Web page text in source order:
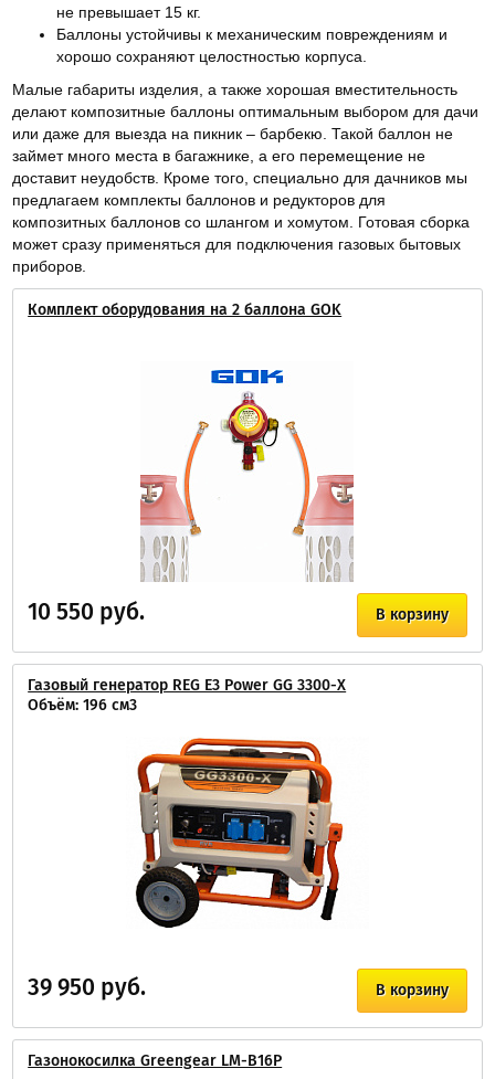
не превышает 15 кг.
Баллоны устойчивы к механическим повреждениям и
хорошо сохраняют целостностью корпуса.
Малые габариты изделия, а также хорошая вместительность
делают композитные баллоны оптимальным выбором для дачи
или даже для выезда на пикник – барбекю. Такой баллон не
займет много места в багажнике, а его перемещение не
доставит неудобств. Кроме того, специально для дачников мы
предлагаем комплекты баллонов и редукторов для
композитных баллонов со шлангом и хомутом. Готовая сборка
может сразу применяться для подключения газовых бытовых
приборов.
Комплект оборудования на 2 баллона GOK
В корзину
10 550 руб.
Газовый генератор REG E3 Power GG 3300-X
Объём: 196 см3
В корзину
39 950 руб.
Газонокосилка Greengear LM-B16P